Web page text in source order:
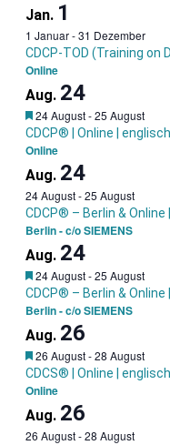
Jan. 1
1 Januar-31 Dezember
CDCP-TOD (Training on
Online
Aug. 24
Garantietermin
24 August-25 August
CDCP® | Online | englisch
Online
Aug. 24
24 August-25 August
CDCP® – Berlin & Online
Berlin - c/o SIEMENS
Aug. 24
Garantietermin
24 August-25 August
CDCP® – Berlin &
Berlin - c/o SIEMENS
Aug. 26
Garantietermin
26 August-28 August
CDCS® | Online | englisch
Online
Aug. 26
26 August-28 August